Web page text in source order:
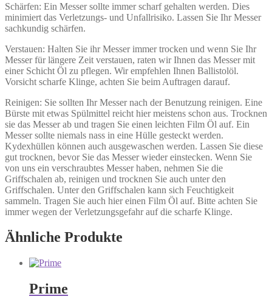
Schärfen: Ein Messer sollte immer scharf gehalten werden. Dies
minimiert das Verletzungs- und Unfallrisiko. Lassen Sie Ihr Messer
sachkundig schärfen.
Verstauen: Halten Sie ihr Messer immer trocken und wenn Sie Ihr
Messer für längere Zeit verstauen, raten wir Ihnen das Messer mit
einer Schicht Öl zu pflegen. Wir empfehlen Ihnen Ballistolöl.
Vorsicht scharfe Klinge, achten Sie beim Auftragen darauf.
Reinigen: Sie sollten Ihr Messer nach der Benutzung reinigen. Eine
Bürste mit etwas Spülmittel reicht hier meistens schon aus. Trocknen
sie das Messer ab und tragen Sie einen leichten Film Öl auf. Ein
Messer sollte niemals nass in eine Hülle gesteckt werden.
Kydexhüllen können auch ausgewaschen werden. Lassen Sie diese
gut trocknen, bevor Sie das Messer wieder einstecken. Wenn Sie
von uns ein verschraubtes Messer haben, nehmen Sie die
Griffschalen ab, reinigen und trocknen Sie auch unter den
Griffschalen. Unter den Griffschalen kann sich Feuchtigkeit
sammeln. Tragen Sie auch hier einen Film Öl auf. Bitte achten Sie
immer wegen der Verletzungsgefahr auf die scharfe Klinge.
Ähnliche Produkte
Prime